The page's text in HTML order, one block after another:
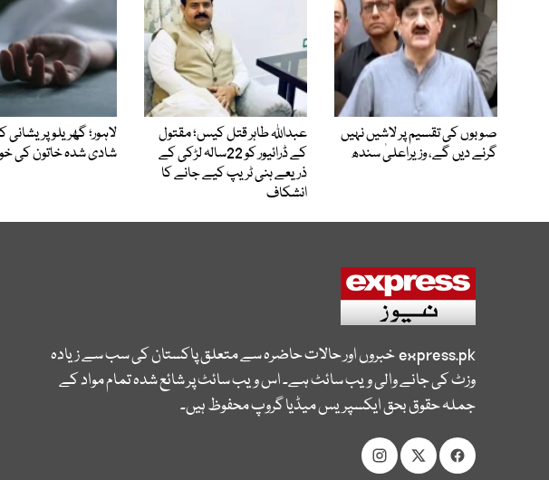
صوبوں کی تقسیم پر لاشیں نہیں
گرنے دیں گے، وزیراعلیٰ سندھ
عبداللہ طاہر قتل کیس؛ مقتول
کے ڈرائیور کو 22سالہ لڑکی کے
ذریعے ہنی ٹریپ کیے جانے کا
انشکاف
لاہور؛ گھریلو
شادی شدہ خاتون کی
express.pkخبروں اور حالات حاضرہ سے متعلق پاکستان کی سب سے زیادہ
وزٹ کی جانے والی ویب سائٹ ہے۔ اس ویب سائٹ پر شائع شدہ تمام مواد کے
جملہ حقوق بحق ایکسپریس میڈیا گروپ محفوظ ہیں۔